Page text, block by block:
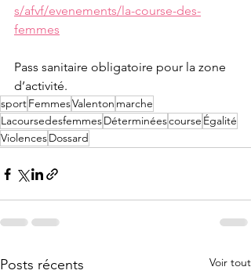
s/afvf/evenements/la-course-des-
femmes
Pass sanitaire obligatoire pour la zone
d’activité.
sportFemmesValenton marche
LacoursedesfemmesDéterminéescourse Égalité
ViolencesDossard
Posts récents Voir tout